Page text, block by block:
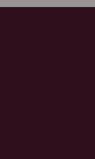
bra omdöme
snabbt
soffan